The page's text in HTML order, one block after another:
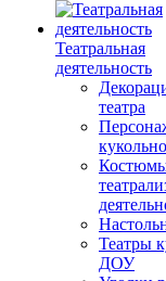
Театральная
деятельность
театра
Театры
ДОУ